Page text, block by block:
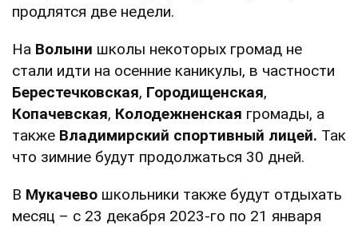
продлятся две недели.
На Волыни школы некоторых громад не
стали идти на осенние каникулы, в частности
Берестечковская, Городищенская,
Копачевская, Колодежненская громады, а
также Владимирский спортивный лицей. Так
что зимние будут продолжаться 30 дней.
В Мукачево школьники также будут отдыхать
месяц – с 23 декабря 2023-го по 21 января